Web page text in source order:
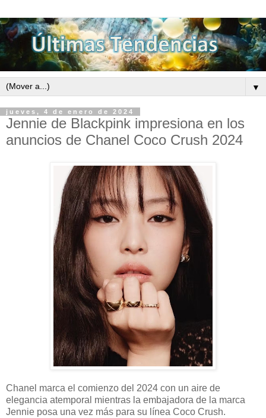
▼
jueves, 4 de enero de 2024
Jennie de Blackpink impresiona en los
anuncios de Chanel Coco Crush 2024
Chanel marca el comienzo del 2024 con un aire de
elegancia atemporal mientras la embajadora de la marca
Jennie posa una vez más para su línea Coco Crush.